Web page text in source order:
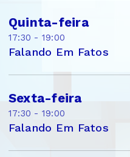
Quinta-feira
17:30 - 19:00
Falando Em Fatos
Sexta-feira
17:30 - 19:00
Falando Em Fatos